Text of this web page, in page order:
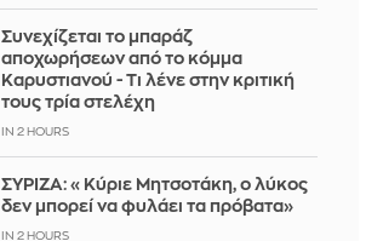
Συνεχίζεται το μπαράζ
αποχωρήσεων από το κόμμα
Καρυστιανού - Τι λένε στην κριτική
τους τρία στελέχη
IN 2 HOURS
ΣΥΡΙΖΑ: «Κύριε Μητσοτάκη, ο λύκος
δεν μπορεί να φυλάει τα πρόβατα»
IN 2 HOURS